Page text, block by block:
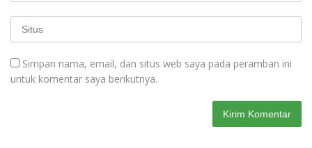
Simpan nama, email, dan situs web saya pada peramban ini
untuk komentar saya berikutnya.